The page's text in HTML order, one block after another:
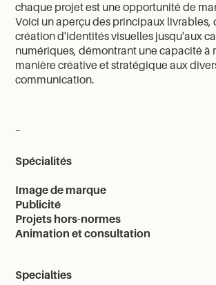
chaque projet est une opportunité de
Voici un aperçu des principaux livrables,
création d'identités visuelles jusqu'aux
numériques, démontrant une capacité à
manière créative et stratégique aux
communication.
Spécialités
Image de marque
Publicité
Projets hors-normes
Animation et consultation
Specialties